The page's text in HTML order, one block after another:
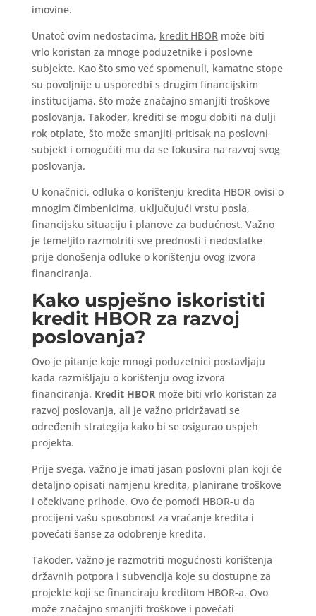
imovine.
Unatoč ovim nedostacima, kredit HBORmože biti
vrlo koristan za mnoge poduzetnike i poslovne
subjekte. Kao što smo već spomenuli, kamatne stope
su povoljnije u usporedbi s drugim financijskim
institucijama, što može značajno smanjiti troškove
poslovanja. Također, krediti se mogu dobiti na dulji
rok otplate, što može smanjiti pritisak na poslovni
subjekt i omogućiti mu da se fokusira na razvoj svog
poslovanja.
U konačnici, odluka o korištenju kredita HBOR ovisi o
mnogim čimbenicima, uključujući vrstu posla,
financijsku situaciju i planove za budućnost. Važno
je temeljito razmotriti sve prednosti i nedostatke
prije donošenja odluke o korištenju ovog izvora
financiranja.
Kako uspješno iskoristiti
kredit HBOR za razvoj
poslovanja?
Ovo je pitanje koje mnogi poduzetnici postavljaju
kada razmišljaju o korištenju ovog izvora
financiranja. Kredit HBORmože biti vrlo koristan za
razvoj poslovanja, ali je važno pridržavati se
određenih strategija kako bi se osigurao uspjeh
projekta.
Prije svega, važno je imati jasan poslovni plan koji će
detaljno opisati namjenu kredita, planirane troškove
i očekivane prihode. Ovo će pomoći HBOR-u da
procijeni vašu sposobnost za vraćanje kredita i
povećati šanse za odobrenje kredita.
Također, važno je razmotriti mogućnosti korištenja
državnih potpora i subvencija koje su dostupne za
projekte koji se financiraju kreditom HBOR-a. Ovo
može značajno smanjiti troškove i povećati